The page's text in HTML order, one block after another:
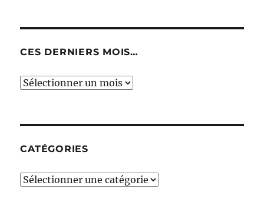
CES DERNIERS MOIS…
Ces
CATÉGORIES
Catégories